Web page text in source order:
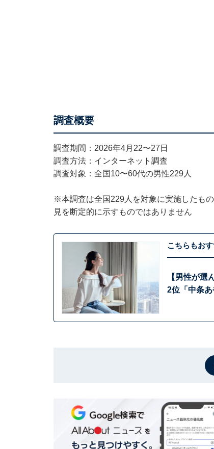
調査概要
調査期間：2026年4月22〜27日
調査方法：インターネット調査
調査対象：全国10〜60代の男性229人
※本調査は全国229人を対象に実施したも
見を断定的に示すものではありません
こちらもお
【男性が選
2位「中条あ